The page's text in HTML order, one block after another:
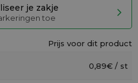
je zakje
toe
Prijs voor dit product
0,89€ / st